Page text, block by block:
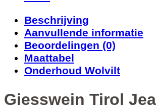
Beschrijving
Aanvullende informatie
Beoordelingen (0)
Maattabel
Onderhoud Wolvilt
Giesswein Tirol